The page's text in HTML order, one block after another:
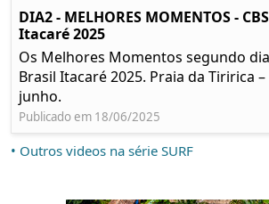
DIA2 - MELHORES MOMENTOS -
Itacaré 2025
Os Melhores Momentos segundo
Brasil Itacaré 2025. Praia da Tiririca –
junho.
Publicado em 18/06/2025
• Outros videos na série SURF